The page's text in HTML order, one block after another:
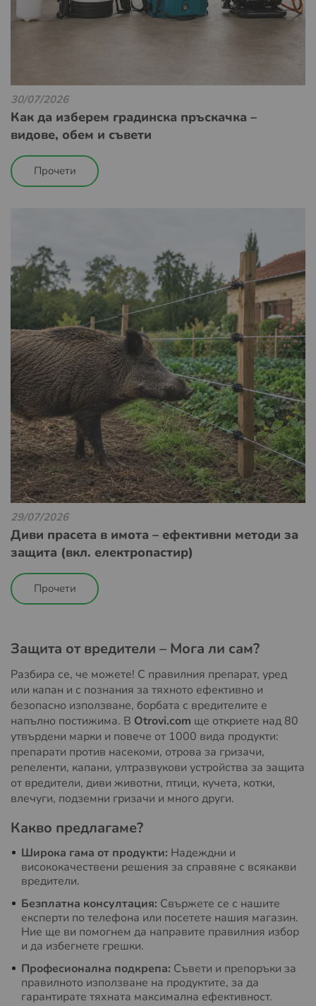
30/07/2026
Как да изберем градинска пръскачка –
видове, обем и съвети
Прочети
29/07/2026
Диви прасета в имота – ефективни методи за
защита (вкл. електропастир)
Прочети
Защита от вредители – Мога ли сам?
Разбира се, че можете! С правилния препарат, уред
или капан и с познания за тяхното ефективно и
безопасно използване, борбата с вредителите е
напълно постижима. В Otrovi.com ще откриете над 80
утвърдени марки и повече от 1000 вида продукти:
препарати против насекоми, отрова за гризачи,
репеленти, капани, ултразвукови устройства за защита
от вредители, диви животни, птици, кучета, котки,
влечуги, подземни гризачи и много други.
Какво предлагаме?
Широка гама от продукти: Надеждни и
висококачествени решения за справяне с всякакви
вредители.
Безплатна консултация: Свържете се с нашите
експерти по телефона или посетете нашия магазин.
Ние ще ви помогнем да направите правилния избор
и да избегнете грешки.
Професионална подкрепа: Съвети и препоръки за
правилното използване на продуктите, за да
гарантирате тяхната максимална ефективност.